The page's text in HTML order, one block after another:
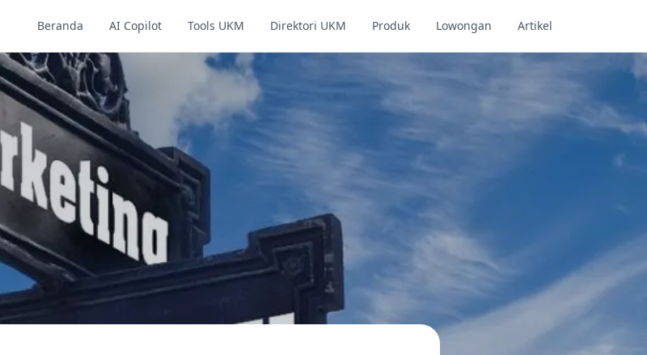
Beranda AI Copilot Tools UKM Direktori UKM Produk Lowongan Artikel